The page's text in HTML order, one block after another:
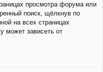
просмотра форума или
поиск, щёлкнув по
на всех страницах
может зависеть от